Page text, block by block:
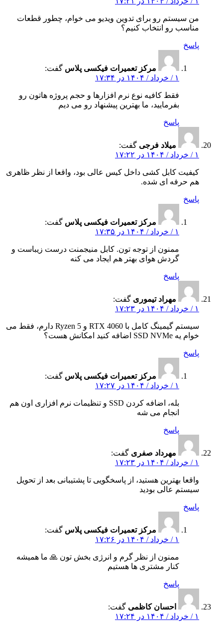
من سیستم رو برای تدوین ویدیو می‌ خوام، چطور قطعات
مناسب رو انتخاب کنیم؟
پاسخ
مرکز تعمیرات فیکسی پلاس گفت:
۱ / خرداد / ۱۴۰۴ در ۱۷:۳۴
فقط کافیه نوع نرم‌ افزارها و حجم پروژه‌ هاتون رو
بفرمایید، ما بهترین پیشنهاد رو می‌ دیم
پاسخ
میلاد فرجی گفت:
۱ / خرداد / ۱۴۰۴ در ۱۷:۲۲
کیفیت کابل‌ کشی داخل کیس عالی بود، واقعا از نظر ظاهری
هم حرفه‌ ای شده.
پاسخ
مرکز تعمیرات فیکسی پلاس گفت:
۱ / خرداد / ۱۴۰۴ در ۱۷:۳۵
ممنون از توجه‌ تون. کابل‌ منیجمنت درست زیباست و
گردش هوای بهتر هم ایجاد می‌ کنه
پاسخ
مهراد تیموری گفت:
۱ / خرداد / ۱۴۰۴ در ۱۷:۲۳
سیستم گیمینگ کامل با RTX 4060 و Ryzen 5 دارم، فقط می‌
خوام یه SSD NVMe اضافه کنید امکانش هست؟
پاسخ
مرکز تعمیرات فیکسی پلاس گفت:
۱ / خرداد / ۱۴۰۴ در ۱۷:۲۷
بله، اضافه کردن SSD و تنظیمات نرم‌ افزاری اون هم
انجام می‌ شه
پاسخ
مهرداد صفری گفت:
۱ / خرداد / ۱۴۰۴ در ۱۷:۲۳
واقعا بهترین هستید، از پاسخگویی تا پشتیبانی بعد از تحویل
سیستم عالی بودید
پاسخ
مرکز تعمیرات فیکسی پلاس گفت:
۱ / خرداد / ۱۴۰۴ در ۱۷:۲۶
ممنون از نظر گرم و انرژی‌ بخش‌ تون 🙏 ما همیشه
کنار مشتری‌ ها هستیم
پاسخ
احسان کاظمی گفت:
۱ / خرداد / ۱۴۰۴ در ۱۷:۲۴